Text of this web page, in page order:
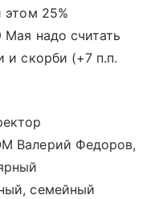
этом 25%
Мая надо считать
и скорби (+7 п.п.
Валерий Федоров,
семейный